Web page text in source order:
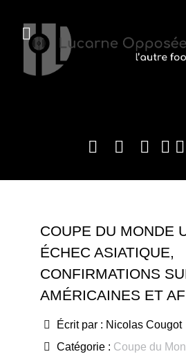
COUPE DU MONDE
ÉCHEC ASIATIQUE,
CONFIRMATIONS
AMÉRICAINES ET
Écrit par : Nicolas Cougot
Catégorie : Coupe du